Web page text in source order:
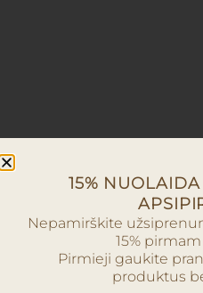
15%
Nepamirškite
15%
Pirmieji gaukite
produktus